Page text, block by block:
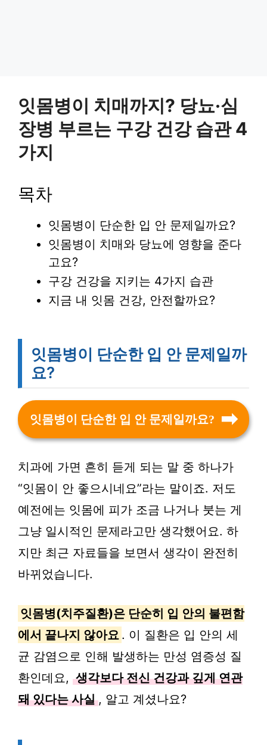
잇몸병이 치매까지? 당뇨·심
장병 부르는 구강 건강 습관 4
가지
목차
잇몸병이 단순한 입 안 문제일까요?
잇몸병이 치매와 당뇨에 영향을 준다
고요?
구강 건강을 지키는 4가지 습관
지금 내 잇몸 건강, 안전할까요?
잇몸병이 단순한 입 안 문제일까
요?
잇몸병이 단순한 입 안 문제일까요?
치과에 가면 흔히 듣게 되는 말 중 하나가
“잇몸이 안 좋으시네요”라는 말이죠. 저도
예전에는 잇몸에 피가 조금 나거나 붓는 게
그냥 일시적인 문제라고만 생각했어요. 하
지만 최근 자료들을 보면서 생각이 완전히
바뀌었습니다.
잇몸병(치주질환)은 단순히 입 안의 불편함
에서 끝나지 않아요 . 이 질환은 입 안의 세
균 감염으로 인해 발생하는 만성 염증성 질
환인데요, 생각보다 전신 건강과 깊게 연관
돼 있다는 사실 , 알고 계셨나요?